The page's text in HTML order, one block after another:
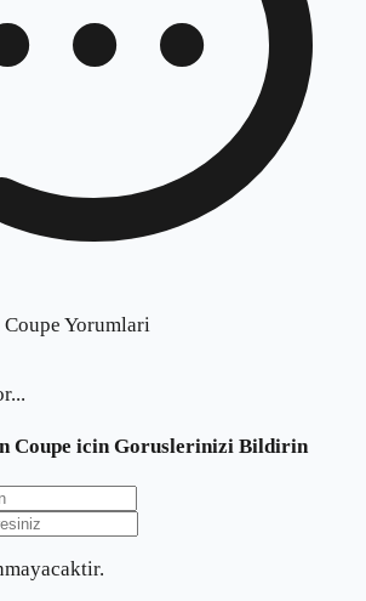
Yorumlari
Coupe icin Goruslerinizi Bildirin